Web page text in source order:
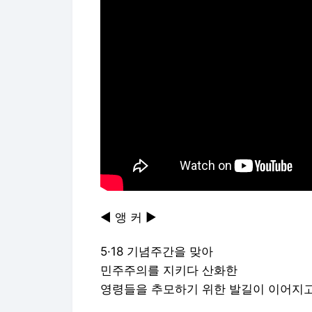
◀ 앵 커 ▶
5·18 기념주간을 맞아
민주주의를 지키다 산화한
영령들을 추모하기 위한 발길이 이어지